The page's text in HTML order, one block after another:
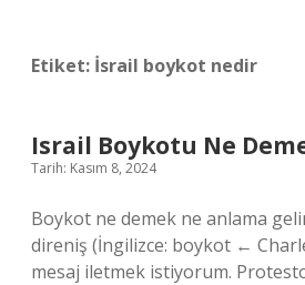
Etiket: İsrail boykot nedir
Israil Boykotu Ne
Tarih: Kasım 8, 2024
Boykot ne demek ne anlama
direniş (İngilizce: boykot ←
mesaj iletmek istiyorum.